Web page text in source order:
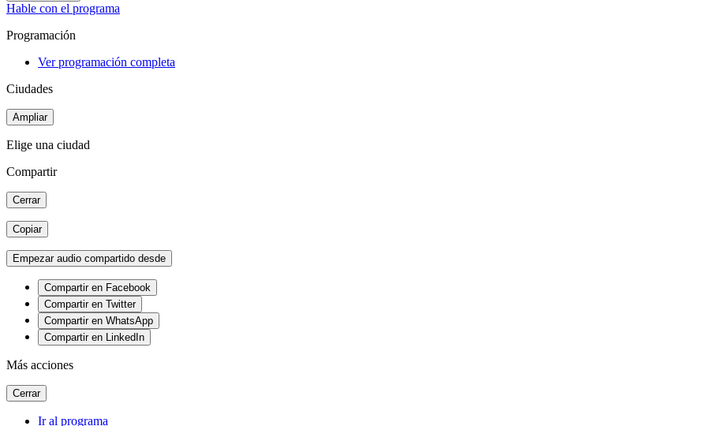
Hable con el programa
Programación
Ver programación completa
Ciudades
Ampliar
Elige una ciudad
Compartir
Cerrar
Copiar
Empezar audio compartido desde
Compartir en Facebook
Compartir en Twitter
Compartir en WhatsApp
Compartir en LinkedIn
Más acciones
Cerrar
Ir al programa